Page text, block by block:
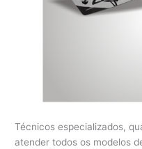
Técnicos especializados,
atender todos os modelos